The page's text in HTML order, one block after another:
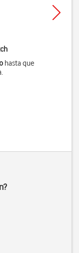
hasta que